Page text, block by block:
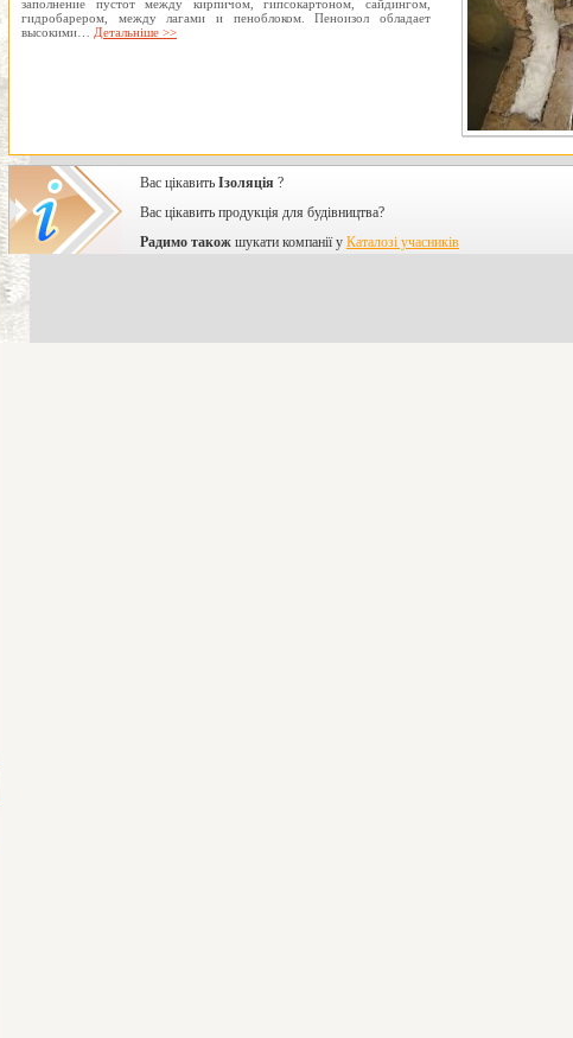
заполнение пустот между кирпичом, гипсокартоном, сайдингом,
гидробарером, между лагами и пеноблоком. Пеноизол обладает
высокими… Детальніше >>
Вас цікавить Ізоляція ?
Вас цікавить продукція для будівництва?
Радимо також шукати компанії у Каталозі учасників